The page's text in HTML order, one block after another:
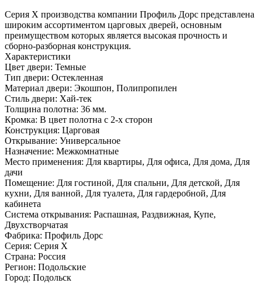
Серия Х производства компании Профиль Дорс представлена
широким ассортиментом царговых дверей, основным
преимуществом которых является высокая прочность и
сборно-разборная конструкция.
Характеристики
Цвет двери: Темные
Тип двери: Остекленная
Материал двери: Экошпон, Полипропилен
Стиль двери: Хай-тек
Толщина полотна: 36 мм.
Кромка: В цвет полотна с 2-х сторон
Конструкция: Царговая
Открывание: Универсальное
Назначение: Межкомнатные
Место применения: Для квартиры, Для офиса, Для дома, Для
дачи
Помещение: Для гостиной, Для спальни, Для детской, Для
кухни, Для ванной, Для туалета, Для гардеробной, Для
кабинета
Система открывания: Распашная, Раздвижная, Купе,
Двухстворчатая
Фабрика: Профиль Дорс
Серия: Серия X
Страна: Россия
Регион: Подольские
Город: Подольск